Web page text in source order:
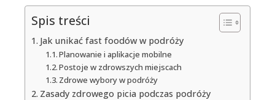
Spis treści
Jak unikać fast foodów w podróży
Planowanie i aplikacje mobilne
Postoje w zdrowszych miejscach
Zdrowe wybory w podróży
Zasady zdrowego picia podczas podróży